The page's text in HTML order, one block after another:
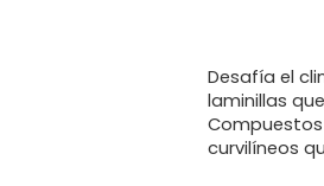
Desafía el
laminillas
curvilíneos